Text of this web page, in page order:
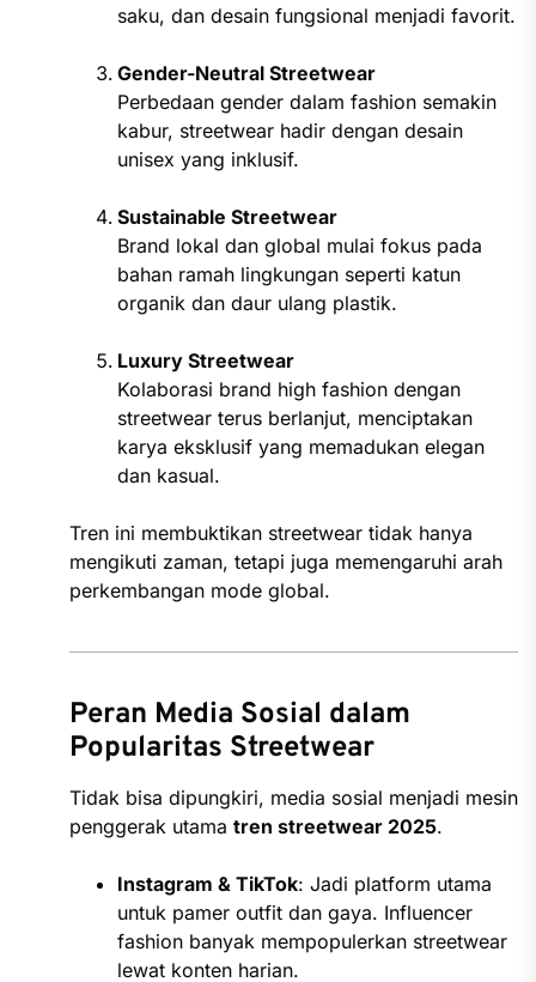
saku, dan desain fungsional menjadi favorit.
Gender-Neutral Streetwear
Perbedaan gender dalam fashion semakin
kabur, streetwear hadir dengan desain
unisex yang inklusif.
Sustainable Streetwear
Brand lokal dan global mulai fokus pada
bahan ramah lingkungan seperti katun
organik dan daur ulang plastik.
Luxury Streetwear
Kolaborasi brand high fashion dengan
streetwear terus berlanjut, menciptakan
karya eksklusif yang memadukan elegan
dan kasual.
Tren ini membuktikan streetwear tidak hanya
mengikuti zaman, tetapi juga memengaruhi arah
perkembangan mode global.
Peran Media Sosial dalam
Popularitas Streetwear
Tidak bisa dipungkiri, media sosial menjadi mesin
penggerak utama tren streetwear 2025.
Instagram & TikTok: Jadi platform utama
untuk pamer outfit dan gaya. Influencer
fashion banyak mempopulerkan streetwear
lewat konten harian.